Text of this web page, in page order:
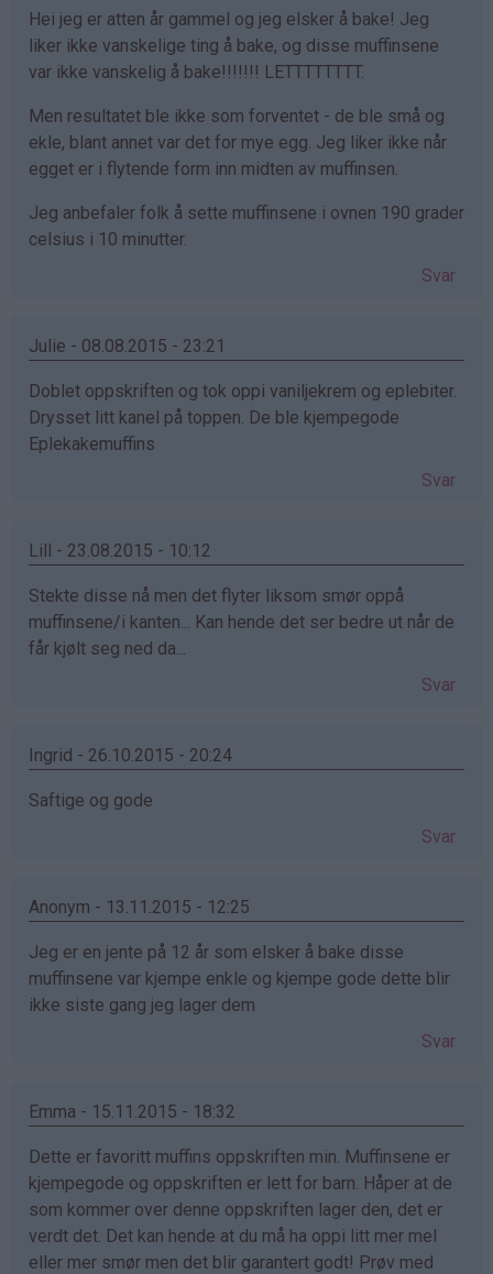
Hei jeg er atten år gammel og jeg elsker å bake! Jeg
liker ikke vanskelige ting å bake, og disse muffinsene
var ikke vanskelig å bake!!!!!!! LETTTTTTTT.
Men resultatet ble ikke som forventet - de ble små og
ekle, blant annet var det for mye egg. Jeg liker ikke når
egget er i flytende form inn midten av muffinsen.
Jeg anbefaler folk å sette muffinsene i ovnen 190 grader
celsius i 10 minutter.
Svar
Julie - 08.08.2015 - 23:21
Doblet oppskriften og tok oppi vaniljekrem og eplebiter.
Drysset litt kanel på toppen. De ble kjempegode
Eplekakemuffins
Svar
Lill - 23.08.2015 - 10:12
Stekte disse nå men det flyter liksom smør oppå
muffinsene/i kanten... Kan hende det ser bedre ut når de
får kjølt seg ned da...
Svar
Ingrid - 26.10.2015 - 20:24
Saftige og gode
Svar
Anonym - 13.11.2015 - 12:25
Jeg er en jente på 12 år som elsker å bake disse
muffinsene var kjempe enkle og kjempe gode dette blir
ikke siste gang jeg lager dem
Svar
Emma - 15.11.2015 - 18:32
Dette er favoritt muffins oppskriften min. Muffinsene er
kjempegode og oppskriften er lett for barn. Håper at de
som kommer over denne oppskriften lager den, det er
verdt det. Det kan hende at du må ha oppi litt mer mel
eller mer smør men det blir garantert godt! Prøv med